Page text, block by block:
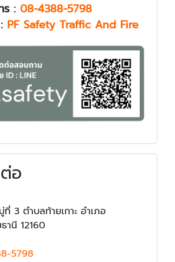
ร : 08-4388-5798
PF Safety Traffic And Fire
อ
3 ตำบลท้ายเกาะ อำเภอ
านี 12160
5798